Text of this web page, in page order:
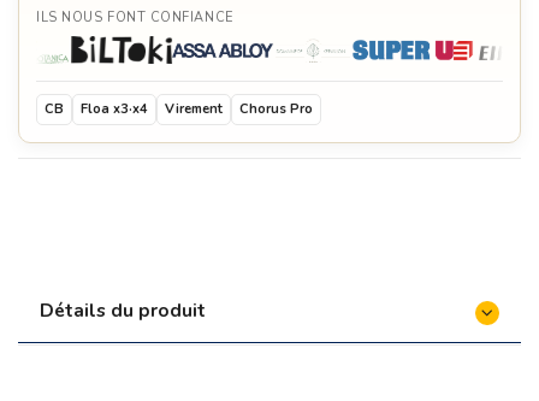
ILS NOUS FONT CONFIANCE
CB Floa x3·x4 Virement Chorus Pro
Détails du produit